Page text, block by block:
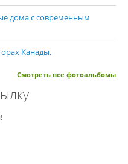
дома с современным
Канады.
Смотреть все фотоальбомы